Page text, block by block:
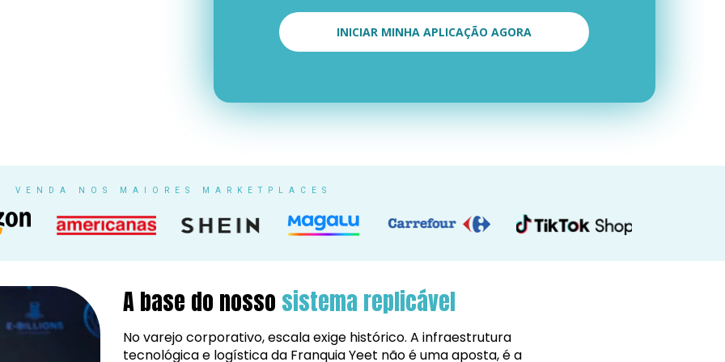
INICIAR MINHA APLICAÇÃO AGORA
VENDA NOS MAIORES MARKETPLACES
A base do nosso sistema replicável
No varejo corporativo, escala exige histórico. A infraestrutura
tecnológica e logística da Franquia Yeet não é uma aposta, é a